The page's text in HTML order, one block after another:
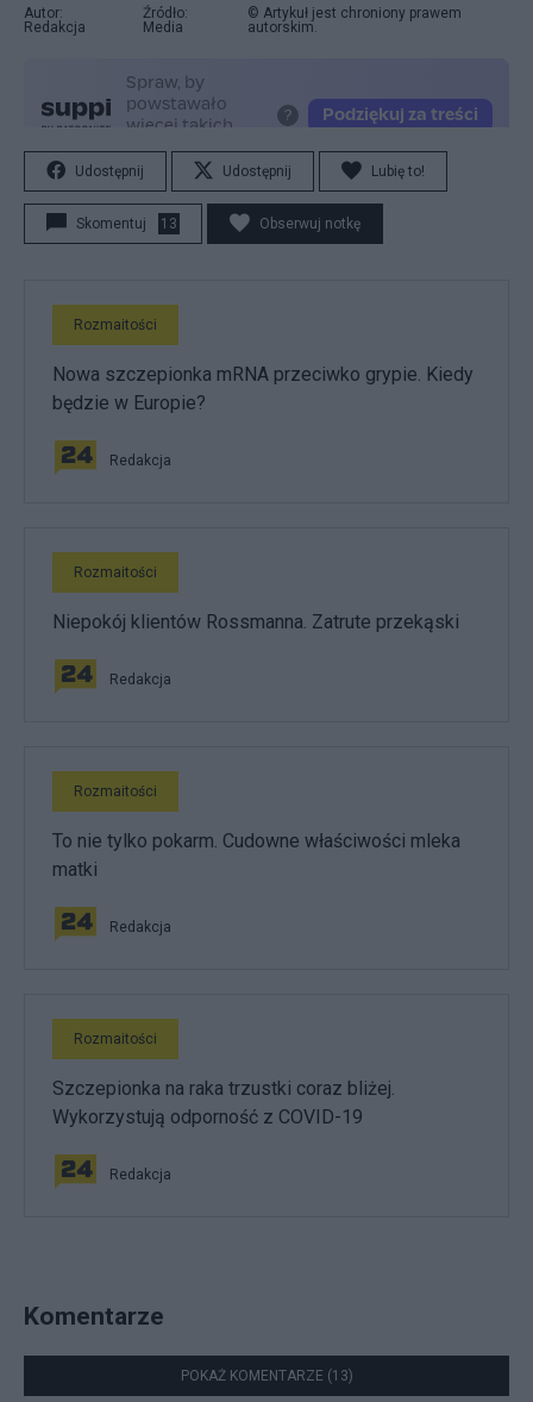
Autor:
Redakcja
Źródło:
Media
© Artykuł jest chroniony prawem
autorskim.
Udostępnij Udostępnij Lubię to!
Skomentuj 13 Obserwuj notkę
Rozmaitości
Nowa szczepionka mRNA przeciwko grypie. Kiedy
będzie w Europie?
Redakcja
Rozmaitości
Niepokój klientów Rossmanna. Zatrute przekąski
Redakcja
Rozmaitości
To nie tylko pokarm. Cudowne właściwości mleka
matki
Redakcja
Rozmaitości
Szczepionka na raka trzustki coraz bliżej.
Wykorzystują odporność z COVID-19
Redakcja
Komentarze
POKAŻ KOMENTARZE (13)